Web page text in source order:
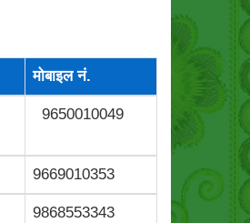
मोबाइल नं.
9650010049
9669010353
9868553343